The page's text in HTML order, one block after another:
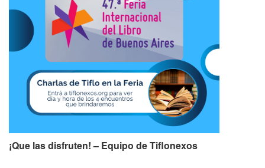
¡Que las disfruten! – Equipo de Tiflonexos